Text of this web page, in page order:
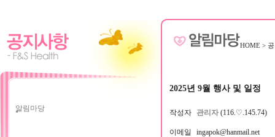
알림마당
HOME >
2025년 9월 행사 및 일정
작성자 관리자 (116.♡.145.74)
이메일
ingapok@hanmail.net